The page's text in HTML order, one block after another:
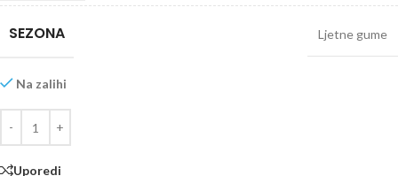
SEZONA Ljetne gume
Na zalihi
Uporedi